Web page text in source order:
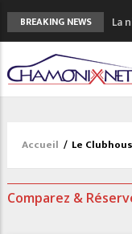
BREAKING NEWS
La
3
Accueil / Le
Comparez &